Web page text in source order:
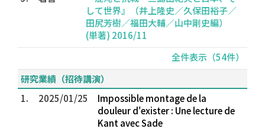
して世界』（井上隆史／久保田裕子／
田尻芳樹／福田大輔／山中剛史編）
(単著) 2016/11
全件表示（54件）
研究業績（招待講演）
1.
2025/01/25
Impossible montage de la
douleur d'exister : Une lecture de
Kant avec Sade